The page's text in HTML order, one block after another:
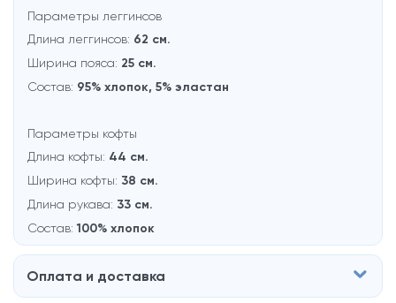
Параметры леггинсов
Длина леггинсов: 62 см.
Ширина пояса: 25 см.
Состав: 95% хлопок, 5% эластан
Параметры кофты
Длина кофты: 44 см.
Ширина кофты: 38 см.
Длина рукава: 33 см.
Состав:100% хлопок
Оплата и доставка